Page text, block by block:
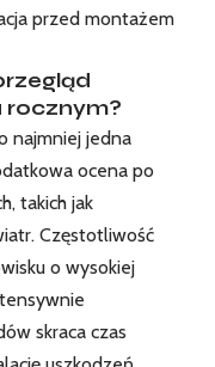
przed montażem
rocznym?
najmniej jedna
ocena po
takich jak
Częstotliwość
o wysokiej
skraca czas